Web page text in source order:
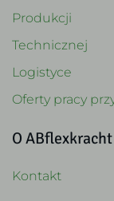
Produkcji
Technicznej
Logistyce
Oferty pracy
O ABflexkracht
Kontakt